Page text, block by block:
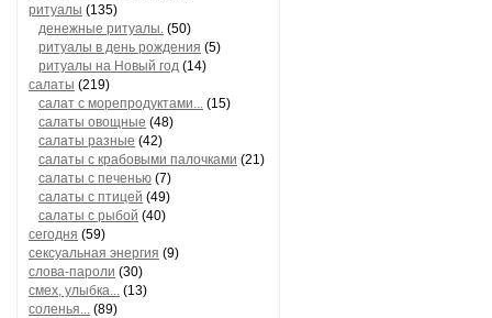
ритуалы (135)
денежные ритуалы. (50)
ритуалы в день рождения (5)
ритуалы на Новый год (14)
салаты (219)
салат с морепродуктами... (15)
салаты овощные (48)
салаты разные (42)
салаты с крабовыми палочками (21)
салаты с печенью (7)
салаты с птицей (49)
салаты с рыбой (40)
сегодня (59)
сексуальная энергия (9)
слова-пароли (30)
смех, улыбка... (13)
соленья... (89)